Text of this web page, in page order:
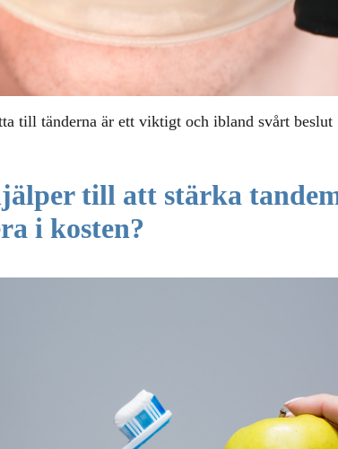
till tänderna är ett viktigt och ibland svårt beslut
till att stärka
i kosten?